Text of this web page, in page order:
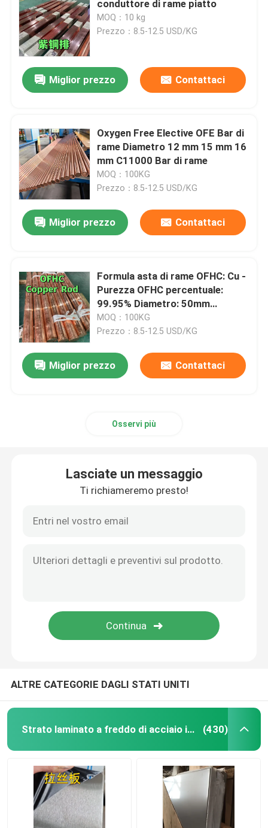
barra di angolo di acciaio inossidabile
Acciaio inossidabile Antivari piano
Barre quadrate in acciaio inossidabile
Barra esessuale in acciaio inossidabile
acciaio inossidabile duplex
Leghe di nichel
Lega di Monel
Leghe di azoto
Materiale di rame
Materiale di alluminio
conduttore di rame piatto
MOQ：10 kg
Prezzo：8.5-12.5 USD/KG
Miglior prezzo Contattaci
Oxygen Free Elective OFE Bar di
rame Diametro 12 mm 15 mm 16
mm C11000 Bar di rame
MOQ：100KG
Prezzo：8.5-12.5 USD/KG
Miglior prezzo Contattaci
Formula asta di rame OFHC: Cu -
Purezza OFHC percentuale:
99.95% Diametro: 50mm
Lunghezza: 1000mm
MOQ：100KG
Prezzo：8.5-12.5 USD/KG
Miglior prezzo Contattaci
Osservi più
Lasciate un messaggio
Ti richiameremo presto!
ALTRE CATEGORIE DAGLI STATI UNITI
Strato laminato a freddo di acciaio inossidabile (430)